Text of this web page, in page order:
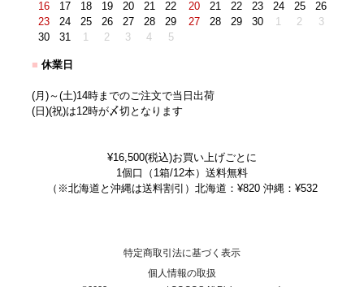
16
17 18 19 20 21
22
23
24 25 26 27 28
29
30
31 1 2 3 4 5
20
21 22 23 24 25
26
27
28 29 30 1 2 3
■ 休業日
(月)～(土)14時までのご注文で当日出荷
(日)(祝)は12時が〆切となります
¥16,500(税込)お買い上げごとに
1個口（1箱/12本）送料無料
（※北海道と沖縄は送料割引）北海道：¥820 沖縄：¥532
特定商取引法に基づく表示
個人情報の取扱